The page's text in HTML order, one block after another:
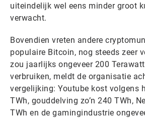
uiteindelijk wel eens minder groot
verwacht.
Bovendien vreten andere
populaire Bitcoin, nog steeds zeer
zou jaarlijks ongeveer 200
verbruiken, meldt de organisatie
vergelijking: Youtube kost volgens
TWh, gouddelving zo’n 240 TWh,
TWh en de gamingindustrie